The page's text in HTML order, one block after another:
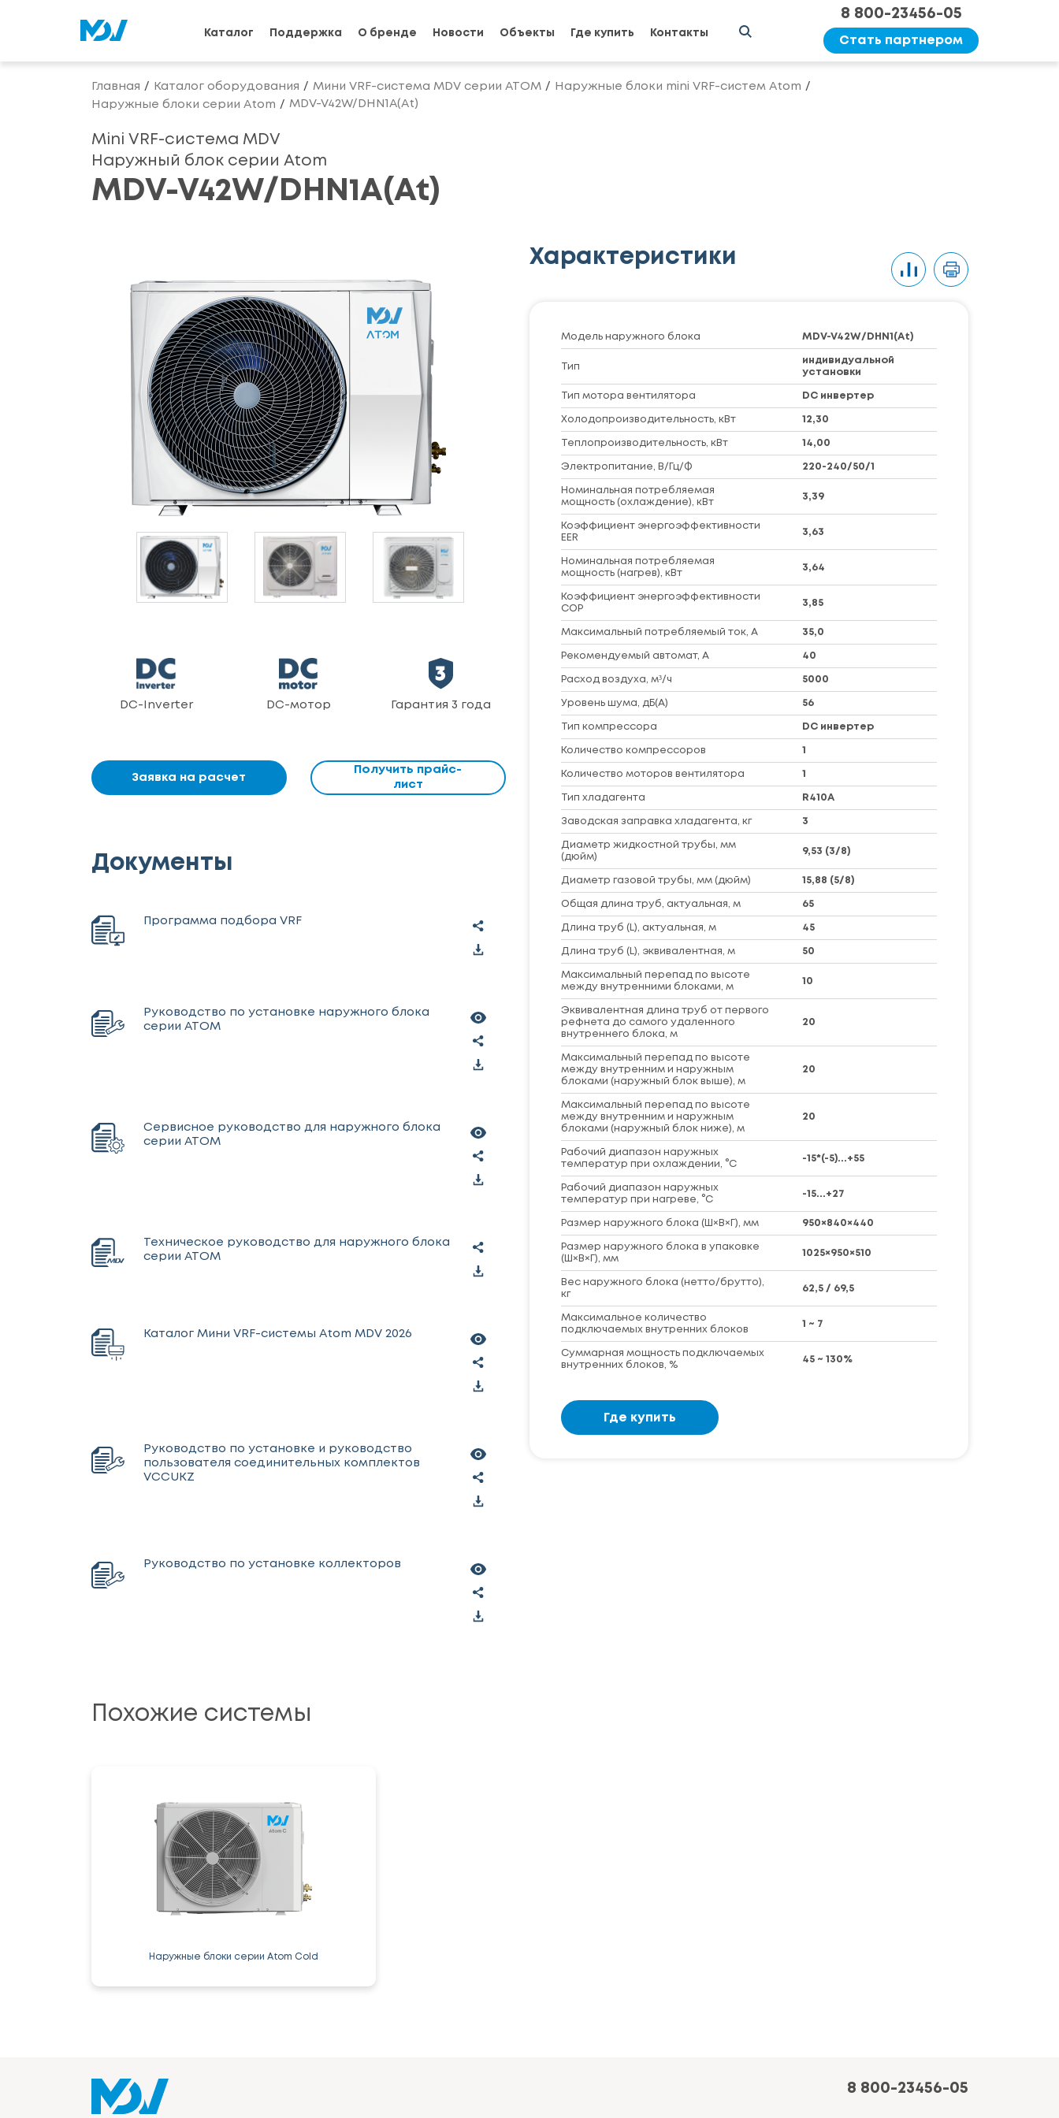
Каталог Поддержка О бренде Новости Объекты Где купить Контакты
8 800-23456-05
Стать партнером
Главная Каталог оборудования Мини VRF-система MDV серии ATOM
Наружные блоки mini VRF-систем Atom
Наружные блоки серии Atom
MDV-V42W/DHN1A(At)
Mini VRF-система MDV
Наружный блок серии Atom
MDV-V42W/DHN1A(At)
DC-Inverter DC-мотор Гарантия 3 года
Заявка на расчет
Получить прайс-
лист
Характеристики
Модель наружного блока MDV-V42W/DHN1(At)
Тип
индивидуальной
установки
Тип мотора вентилятора DC инвертер
Холодопроизводительность, кВт 12,30
Теплопроизводительность, кВт 14,00
Электропитание, В/Гц/Ф 220-240/50/1
Номинальная потребляемая
мощность (охлаждение), кВт
3,39
Коэффициент энергоэффективности
EER
3,63
Номинальная потребляемая
мощность (нагрев), кВт
3,64
Коэффициент энергоэффективности
COP
3,85
Максимальный потребляемый ток, А 35,0
Рекомендуемый автомат, А 40
Расход воздуха, м³/ч 5000
Уровень шума, дБ(A) 56
Тип компрессора DC инвертер
Количество компрессоров 1
Количество моторов вентилятора 1
Тип хладагента R410A
Заводская заправка хладагента, кг 3
Диаметр жидкостной трубы, мм
(дюйм)
9,53 (3/8)
Диаметр газовой трубы, мм (дюйм) 15,88 (5/8)
Общая длина труб, актуальная, м 65
Длина труб (L), актуальная, м 45
Длина труб (L), эквивалентная, м 50
Максимальный перепад по высоте
между внутренними блоками, м
10
Эквивалентная длина труб от первого
рефнета до самого удаленного
внутреннего блока, м
20
Максимальный перепад по высоте
между внутренним и наружным
блоками (наружный блок выше), м
20
Максимальный перепад по высоте
между внутренним и наружным
блоками (наружный блок ниже), м
20
Рабочий диапазон наружных
температур при охлаждении, °C
-15*(-5)...+55
Рабочий диапазон наружных
температур при нагреве, °C
-15...+27
Размер наружного блока (Ш×В×Г), мм 950×840×440
Размер наружного блока в упаковке
(Ш×В×Г), мм
1025×950×510
Вес наружного блока (нетто/брутто),
кг
62,5 / 69,5
Максимальное количество
подключаемых внутренних блоков
1 ~ 7
Суммарная мощность подключаемых
внутренних блоков, %
45 ~ 130%
Где купить
Документы
Программа подбора VRF
Руководство по установке наружного блока
серии АТОМ
Сервисное руководство для наружного блока
серии АТОМ
Техническое руководство для наружного блока
серии АТОМ
Каталог Мини VRF-системы Atom MDV 2026
Руководство по установке и руководство
пользователя соединительных комплектов
VCCUKZ
Руководство по установке коллекторов
Похожие системы
Наружные блоки серии Atom Cold
8 800-23456-05